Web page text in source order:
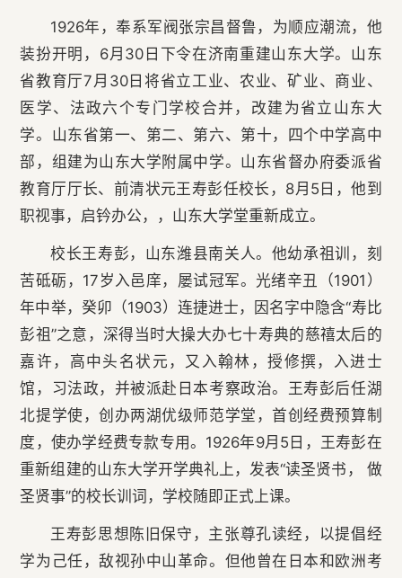
1926年，奉系军阀张宗昌督鲁，为顺应潮流，他
装扮开明，6月30日下令在济南重建山东大学。山东
省教育厅7月30日将省立工业、农业、矿业、商业、
医学、法政六个专门学校合并，改建为省立山东大
学。山东省第一、第二、第六、第十，四个中学高中
部，组建为山东大学附属中学。山东省督办府委派省
教育厅厅长、前清状元王寿彭任校长，8月5日，他到
职视事，启钤办公，，山东大学堂重新成立。
校长王寿彭，山东潍县南关人。他幼承祖训，刻
苦砥砺，17岁入邑庠，屡试冠军。光绪辛丑（1901）
年中举，癸卯（1903）连捷进士，因名字中隐含“寿比
彭祖”之意，深得当时大操大办七十寿典的慈禧太后的
嘉许，高中头名状元，又入翰林，授修撰，入进士
馆，习法政，并被派赴日本考察政治。王寿彭后任湖
北提学使，创办两湖优级师范学堂，首创经费预算制
度，使办学经费专款专用。1926年9月5日，王寿彭在
重新组建的山东大学开学典礼上，发表“读圣贤书， 做
圣贤事”的校长训词，学校随即正式上课。
王寿彭思想陈旧保守，主张尊孔读经，以提倡经
学为己任，敌视孙中山革命。但他曾在日本和欧洲考